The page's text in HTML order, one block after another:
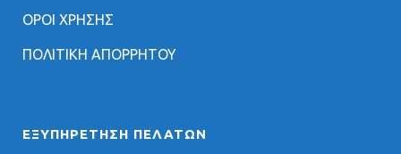
ΟΡΟΙ ΧΡΗΣΗΣ
ΠΟΛΙΤΙΚΗ ΑΠΟΡΡΗΤΟΥ
ΕΞΥΠΗΡΈΤΗΣΗ ΠΕΛΑΤΏΝ